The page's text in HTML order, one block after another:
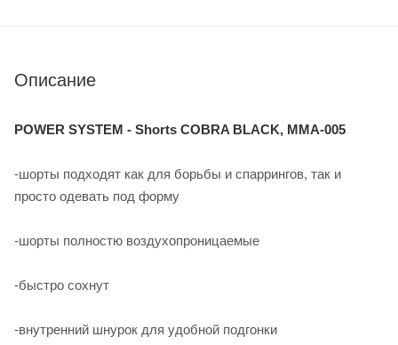
Описание
POWER SYSTEM - Shorts COBRA BLACK, MMA-005
-шорты подходят как для борьбы и спаррингов, так и
просто одевать под форму
-шорты полностю воздухопроницаемые
-быстро сохнут
-внутренний шнурок для удобной подгонки